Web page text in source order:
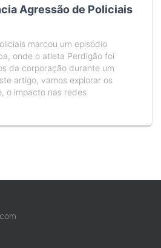
Agressão de Policiais
marcou um episódio
onde o atleta Perdigão foi
da corporação durante um
artigo, vamos explorar os
o impacto nas redes